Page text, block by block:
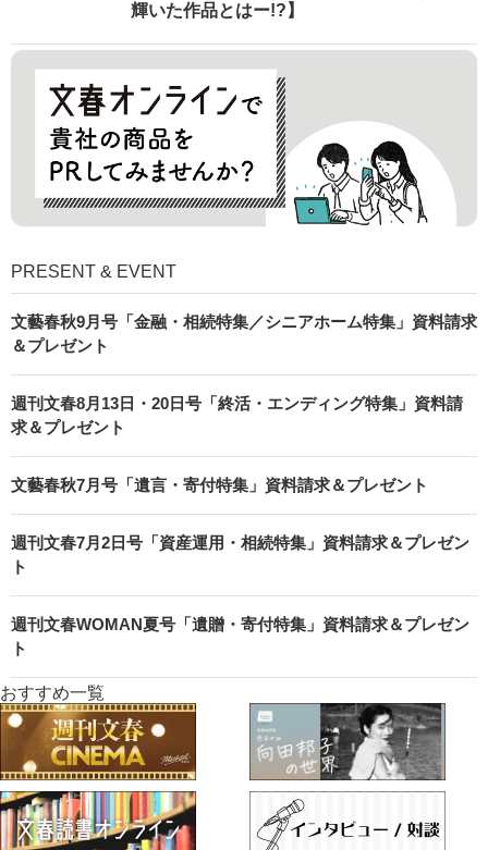
輝いた作品とはー!?】
PRESENT & EVENT
文藝春秋9月号「金融・相続特集／シニアホーム特集」資料請求
＆プレゼント
週刊文春8月13日・20日号「終活・エンディング特集」資料請
求＆プレゼント
文藝春秋7月号「遺言・寄付特集」資料請求＆プレゼント
週刊文春7月2日号「資産運用・相続特集」資料請求＆プレゼン
ト
週刊文春WOMAN夏号「遺贈・寄付特集」資料請求＆プレゼン
ト
おすすめ一覧